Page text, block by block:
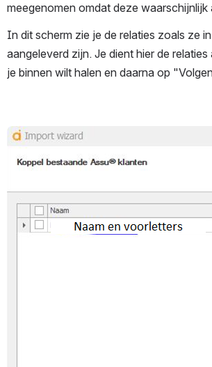
meegenomen omdat deze waarschijnlijk
In dit scherm zie je de relaties zoals ze
aangeleverd zijn. Je dient hier de relaties
je binnen wilt halen en daarna op
Open